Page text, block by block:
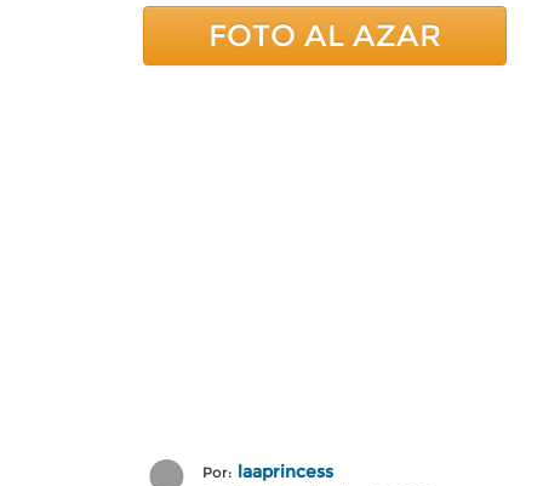
FOTO AL AZAR
Por: laaprincess